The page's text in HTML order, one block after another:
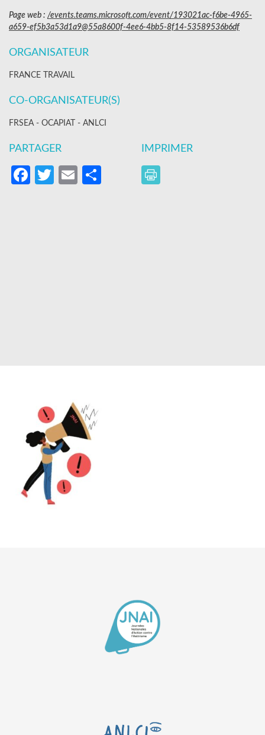
Page web : /events.teams.microsoft.com/event/193021ac-f6be-4965-
a659-ef5b3a53d1a9@55a8600f-4ee6-4bb5-8f14-53589536b6df
ORGANISATEUR
FRANCE TRAVAIL
CO-ORGANISATEUR(S)
FRSEA - OCAPIAT - ANLCI
PARTAGER
Facebook
Twitter
EmailPartager
IMPRIMER